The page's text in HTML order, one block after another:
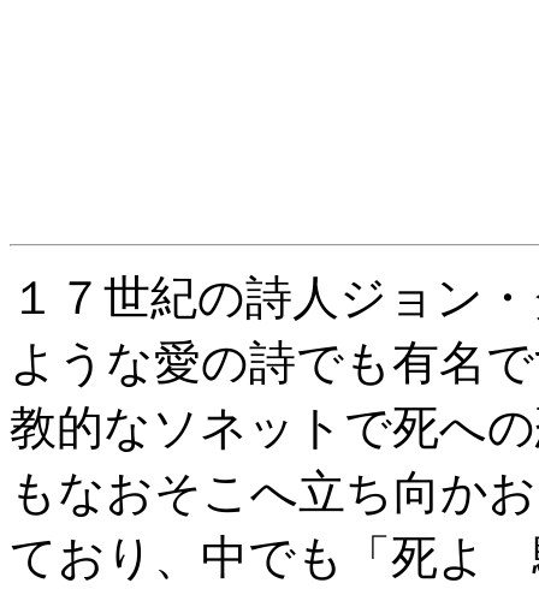
１７世紀の詩人ジョン
ような愛の詩でも有名
教的なソネットで死へ
もなおそこへ立ち向か
ており、中でも「死よ